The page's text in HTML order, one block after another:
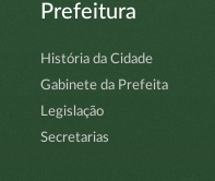
Prefeitura
História da Cidade
Gabinete da Prefeita
Legislação
Secretarias